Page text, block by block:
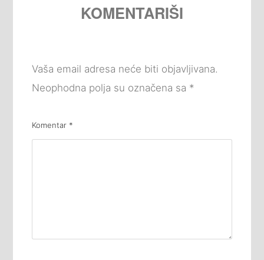
KOMENTARIŠI
Vaša email adresa neće biti objavljivana.
Neophodna polja su označena sa *
Komentar *